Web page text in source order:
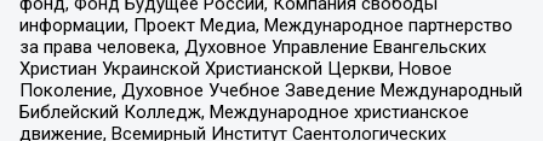
информации, Проект Медиа, Международное партнерство
за права человека, Духовное Управление Евангельских
Христиан Украинской Христианской Церкви, Новое
Поколение, Духовное Учебное Заведение Международный
Библейский Колледж, Международное христианское
движение, Всемирный Институт Саентологических